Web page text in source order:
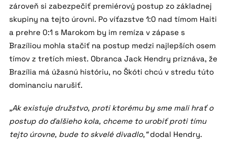
zároveň si zabezpečiť premiérový postup zo základnej
skupiny na tejto úrovni. Po víťazstve 1:0 nad tímom Haiti
a prehre 0:1 s Marokom by im remíza v zápase s
Brazíliou mohla stačiť na postup medzi najlepších osem
tímov z tretích miest. Obranca Jack Hendry priznáva, že
Brazília má úžasnú históriu, no Škóti chcú v stredu túto
dominanciu narušiť.
„Ak existuje družstvo, proti ktorému by sme mali hrať o
postup do ďalšieho kola, chceme to urobiť proti tímu
tejto úrovne, bude to skvelé divadlo,“dodal Hendry.